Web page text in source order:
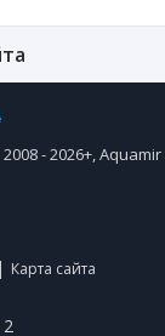
- 2026+,
| Карта сайта